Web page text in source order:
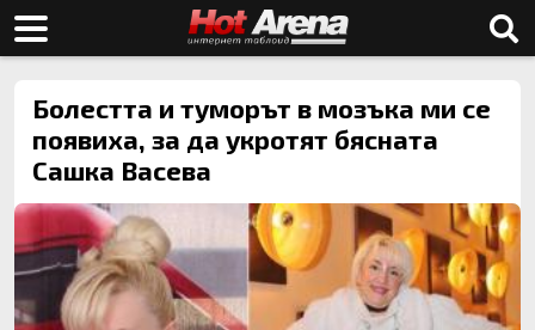
Болестта и туморът в мозъка ми се
появиха, за да укротят бясната
Сашка Васева